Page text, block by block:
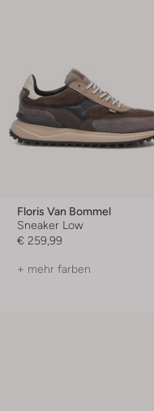
Floris Van Bommel
Sneaker Low
€ 259,99
+ mehr farben